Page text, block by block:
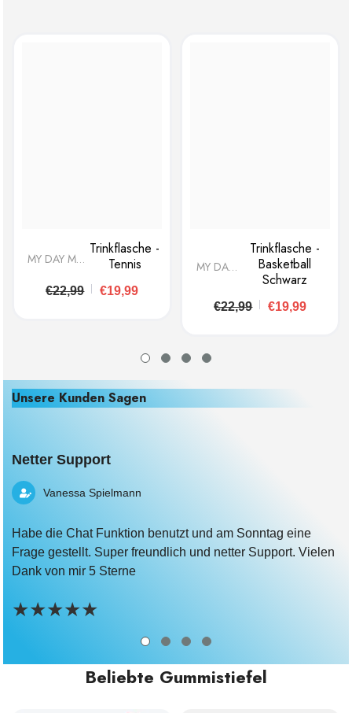
MY DAY MY
Trinkflasche -
Tennis
€22,99 €19,99
MY DAY
DREAM
Trinkflasche -
Basketball
Schwarz
€22,99 €19,99
Unsere Kunden Sagen
Netter Support
Vanessa Spielmann
Habe die Chat Funktion benutzt und am Sonntag eine
Frage gestellt. Super freundlich und netter Support. Vielen
Dank von mir 5 Sterne
Beliebte Gummistiefel